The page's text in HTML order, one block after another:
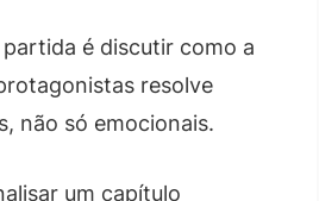
é discutir como a
resolve
não só emocionais.
um capítulo